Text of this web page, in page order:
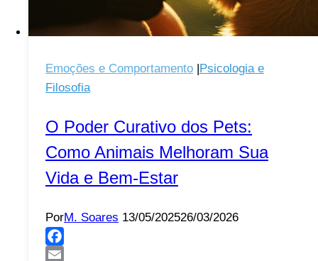
Emoções e Comportamento |Psicologia e
Filosofia
O Poder Curativo dos Pets:
Como Animais Melhoram Sua
Vida e Bem-Estar
PorM. Soares 13/05/202526/03/2026